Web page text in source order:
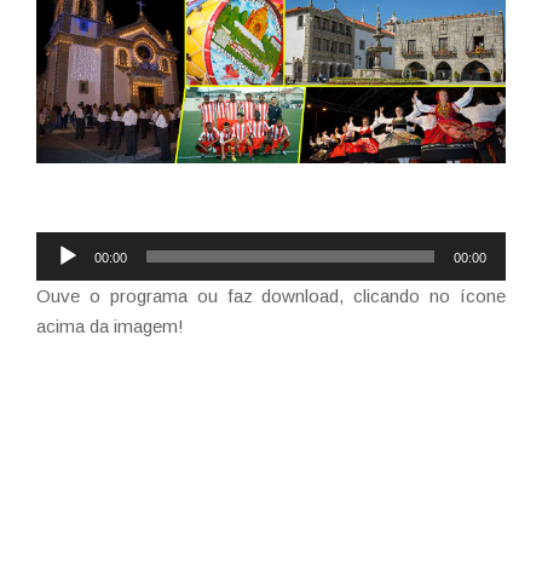
Reprodutor
de
áudio
00:00 00:00
Ouve o programa ou faz download, clicando no ícone
acima da imagem!